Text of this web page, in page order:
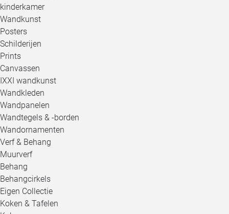
kinderkamer
Wandkunst
Posters
Schilderijen
Prints
Canvassen
IXXI wandkunst
Wandkleden
Wandpanelen
Wandtegels & -borden
Wandornamenten
Verf & Behang
Muurverf
Behang
Behangcirkels
Eigen Collectie
Koken & Tafelen